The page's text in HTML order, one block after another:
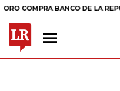
BANCO DE LA REPÚBLICA